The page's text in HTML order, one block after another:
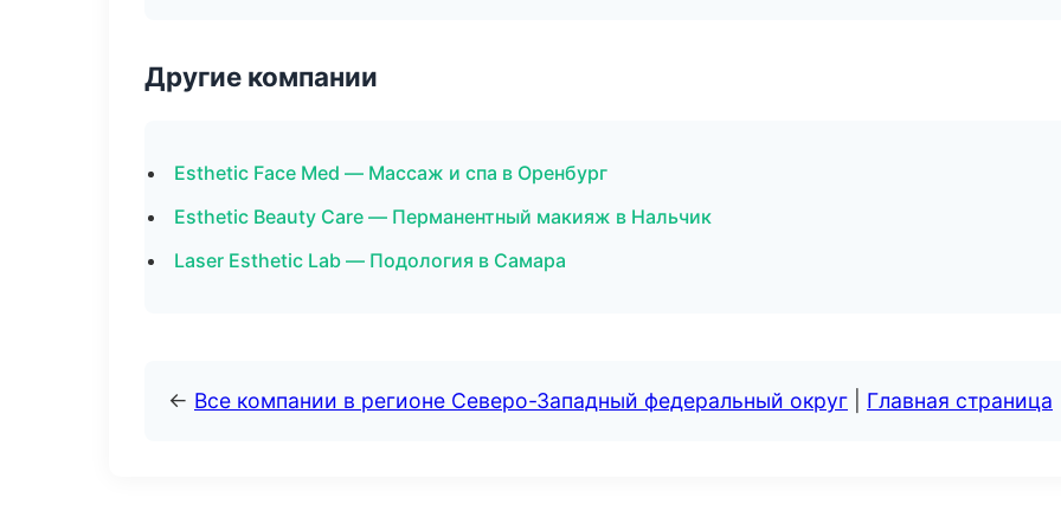
Другие компании
Esthetic Face Med — Массаж и спа в Оренбург
Esthetic Beauty Care — Перманентный макияж в Нальчик
Laser Esthetic Lab — Подология в Самара
← Все компании в регионе Северо-Западный федеральный округ Главная страница